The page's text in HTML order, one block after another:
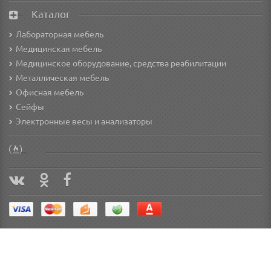
Каталог
Лабораторная мебель
Медицинская мебель
Медицинское оборудование, средства реабилитации
Металлическая мебель
Офисная мебель
Сейфы
Электронные весы и анализаторы